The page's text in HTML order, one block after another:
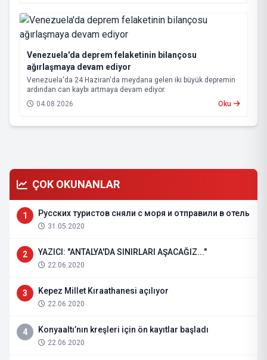
Venezuela'da deprem felaketinin bilançosu
ağırlaşmaya devam ediyor
Venezuela'da 24 Haziran'da meydana gelen iki büyük depremin
ardından can kaybı artmaya devam ediyor.
04.08.2026
Oku
ÇOK OKUNANLAR
1 Русских туристов сняли с моря и отправили в отель
31.05.2020
2 YAZICI: "ANTALYA'DA SINIRLARI AŞACAĞIZ..."
22.06.2020
3 Kepez Millet Kıraathanesi açılıyor
22.06.2020
4 Konyaaltı’nın kreşleri için ön kayıtlar başladı
22.06.2020